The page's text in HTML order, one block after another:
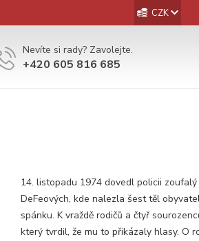
CZK
Nevíte si rady? Zavolejte.
+420 605 816 685
14. listopadu 1974 dovedl policii
DeFeových, kde nalezla šest těl
spánku. K vraždě rodičů a čtyř
který tvrdil, že mu to přikázaly hlasy. O